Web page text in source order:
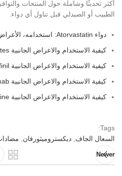
أكثر تحديثًا وشاملة حول المنتجات
الطبيب أو الصيدلي قبل تناول أي دواء.
دواء Atorvastatin: استخدامه، الأعراض الجانبية، والتحذيرات
كيفية الاستخدام والاعراض الجانبية Ergoloid mesylates
كيفية الاستخدام والاعراض الجانبية Adrafinil
كيفية الاستخدام والاعراض الجانبية Adalimumab
كيفية الاستخدام والاعراض الجانبية Doxycycline
Tags:
السعال الجاف, ديكستروميثورفان,
Newer